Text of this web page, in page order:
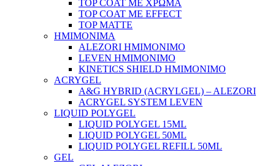
TOP COAT ΜΕ ΧΡΩΜΑ
TOP COAT ΜΕ EFFECT
TOP MATTE
ΗΜΙΜΟΝΙΜΑ
ALEZORI ΗΜΙΜΟΝΙΜΟ
LEVEN ΗΜΙΜΟΝΙΜΟ
KINETICS SHIELD ΗΜΙΜΟΝΙΜΟ
ACRYGEL
A&G HYBRID (ACRYLGEL) – ALEZORI
ACRYGEL SYSTEM LEVEN
LIQUID POLYGEL
LIQUID POLYGEL 15ML
LIQUID POLYGEL 50ML
LIQUID POLYGEL REFILL 50ML
GEL